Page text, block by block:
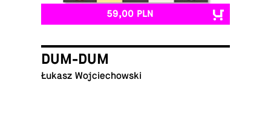
59,00 PLN
DUM-DUM
Łukasz Wojciechowski